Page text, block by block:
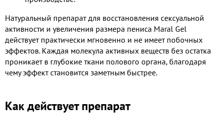
Натуральный препарат для восстановления сексуальной
активности и увеличения размера пениса Maral Gel
действует практически мгновенно и не имеет побочных
эффектов. Каждая молекула активных веществ без остатка
проникает в глубокие ткани полового органа, благодаря
чему эффект становится заметным быстрее.
Как действует препарат